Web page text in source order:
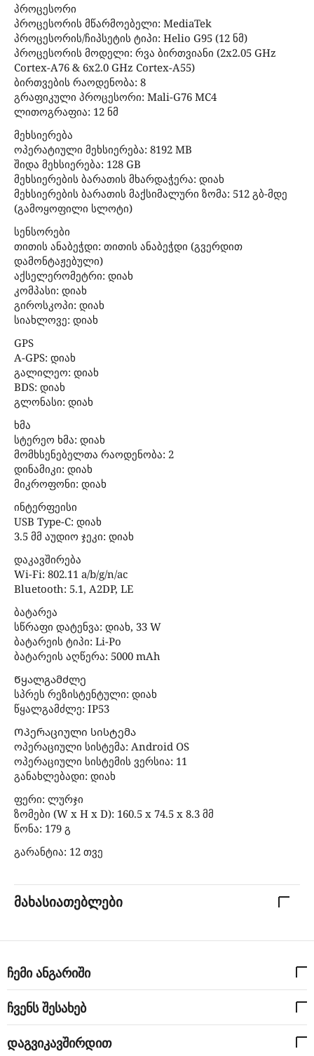
პროცესორი
პროცესორის მწარმოებელი: MediaTek
პროცესორის/ჩიპსეტის ტიპი: Helio G95 (12 ნმ)
პროცესორის მოდელი: რვა ბირთვიანი (2x2.05 GHz
Cortex-A76 & 6x2.0 GHz Cortex-A55)
ბირთვების რაოდენობა: 8
გრაფიკული პროცესორი: Mali-G76 MC4
ლითოგრაფია: 12 ნმ
მეხსიერება
ოპერატიული მეხსიერება: 8192 MB
შიდა მეხსიერება: 128 GB
მეხსიერების ბარათის მხარდაჭერა: დიახ
მეხსიერების ბარათის მაქსიმალური ზომა: 512 გბ-მდე
(გამოყოფილი სლოტი)
სენსორები
თითის ანაბეჭდი: თითის ანაბეჭდი (გვერდით
დამონტაჟებული)
აქსელერომეტრი: დიახ
კომპასი: დიახ
გიროსკოპი: დიახ
სიახლოვე: დიახ
GPS
A-GPS: დიახ
გალილეო: დიახ
BDS: დიახ
გლონასი: დიახ
ხმა
სტერეო ხმა: დიახ
მომხსენებელთა რაოდენობა: 2
დინამიკი: დიახ
მიკროფონი: დიახ
ინტერფეისი
USB Type-C: დიახ
3.5 მმ აუდიო ჯეკი: დიახ
დაკავშირება
Wi-Fi: 802.11 a/b/g/n/ac
Bluetooth: 5.1, A2DP, LE
ბატარეა
სწრაფი დატენვა: დიახ, 33 W
ბატარეის ტიპი: Li-Po
ბატარეის აღწერა: 5000 mAh
Წყალგამძლე
სპრეს რეზისტენტული: დიახ
წყალგამძლე: IP53
Ოპერაციული სისტემა
ოპერაციული სისტემა: Android OS
ოპერაციული სისტემის ვერსია: 11
განახლებადი: დიახ
ფერი: ლურჯი
ზომები (W x H x D): 160.5 x 74.5 x 8.3 მმ
წონა: 179 გ
გარანტია: 12 თვე
მახასიათებლები
ჩემი ანგარიში
ჩვენს შესახებ
დაგვიკავშირდით